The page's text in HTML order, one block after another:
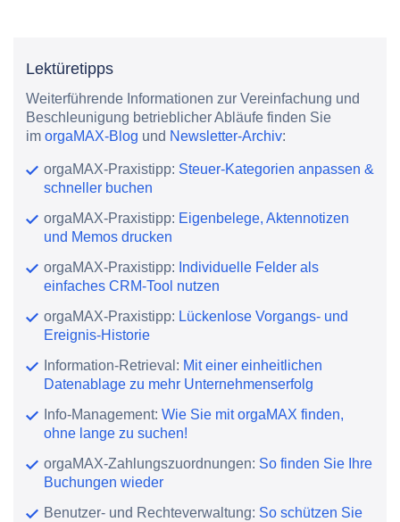
Lektüretipps
Weiterführende Informationen zur Vereinfachung und
Beschleunigung betrieblicher Abläufe finden Sie
im orgaMAX-Blog und Newsletter-Archiv:
orgaMAX-Praxistipp: Steuer-Kategorien anpassen &
schneller buchen
orgaMAX-Praxistipp: Eigenbelege, Aktennotizen
und Memos drucken
orgaMAX-Praxistipp: Individuelle Felder als
einfaches CRM-Tool nutzen
orgaMAX-Praxistipp: Lückenlose Vorgangs- und
Ereignis-Historie
Information-Retrieval: Mit einer einheitlichen
Datenablage zu mehr Unternehmenserfolg
Info-Management: Wie Sie mit orgaMAX finden,
ohne lange zu suchen!
orgaMAX-Zahlungszuordnungen: So finden Sie Ihre
Buchungen wieder
Benutzer- und Rechteverwaltung: So schützen Sie